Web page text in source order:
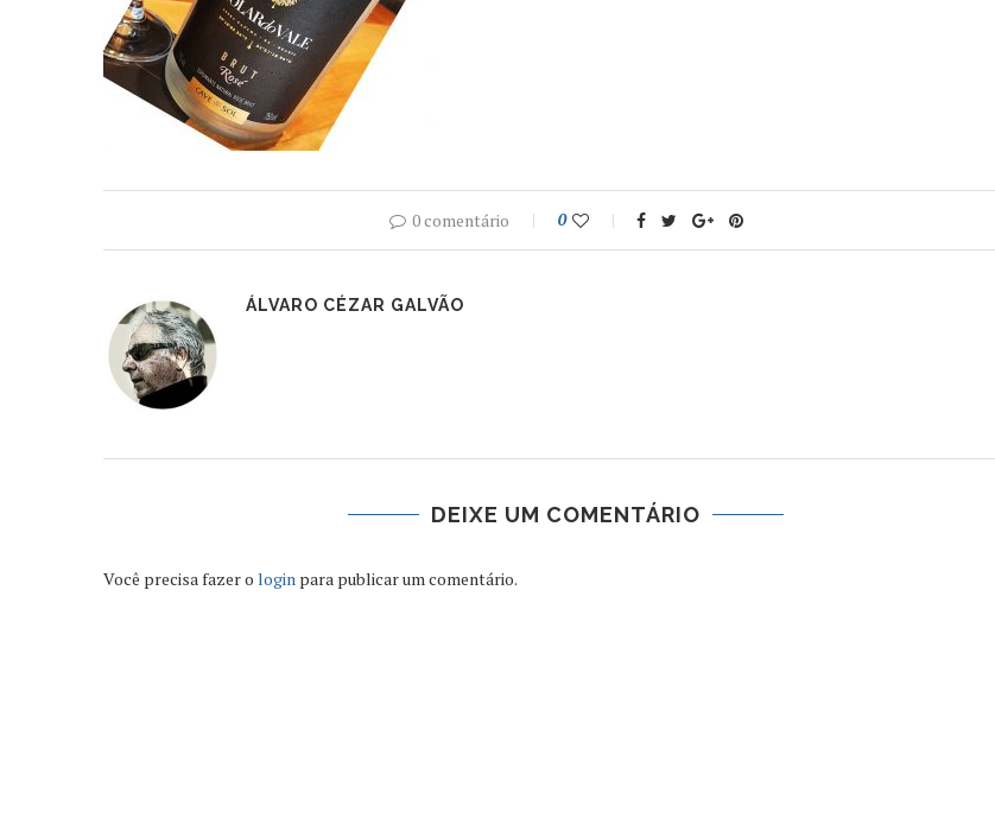
0 comentário 0
ÁLVARO CÉZAR GALVÃO
DEIXE UM COMENTÁRIO
Você precisa fazer o login para publicar um comentário.